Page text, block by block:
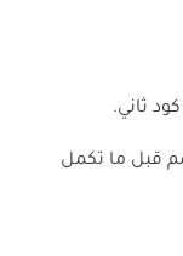
ثاني.
قبل ما تكمل